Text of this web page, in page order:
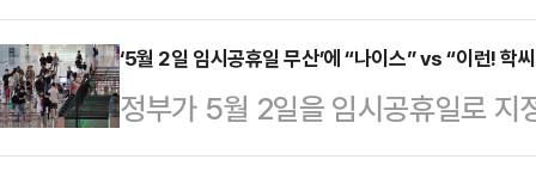
형 개헌, 다당제와 …
다. 그는 “죽고 싶은 마음이 너무
이고 있다”라고 고백했다.방송에서
시 월급을 부모가 관리했지만 남아
“결혼 전에는 부모가 …
인은 22일 세상을 떠났으며, 빈소
로는 아내 이다은 씨와 3살 딸이 이
난 2009년 K리그 드래프트에 참가
로로 데뷔한 강지용은 부산 아이파
‘5월 2일 임시공휴일 무산’에 “나이스” vs “이런! 학
정부가 5월 2일을 임시공휴일로 지
사이에서 다양한 반응이 쏟아지고